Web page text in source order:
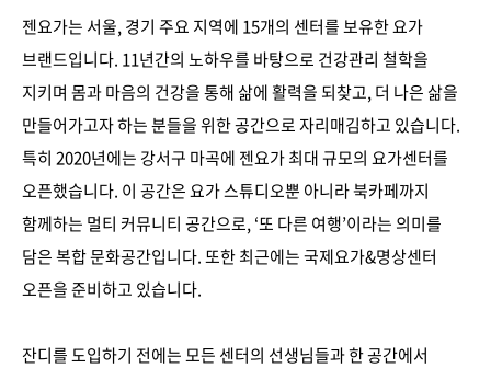
젠요가는 서울, 경기 주요 지역에 15개의 센터를 보유한 요가
브랜드입니다. 11년간의 노하우를 바탕으로 건강관리 철학을
지키며 몸과 마음의 건강을 통해 삶에 활력을 되찾고, 더 나은 삶을
만들어가고자 하는 분들을 위한 공간으로 자리매김하고 있습니다.
특히 2020년에는 강서구 마곡에 젠요가 최대 규모의 요가센터를
오픈했습니다. 이 공간은 요가 스튜디오뿐 아니라 북카페까지
함께하는 멀티 커뮤니티 공간으로, ‘또 다른 여행’이라는 의미를
담은 복합 문화공간입니다. 또한 최근에는 국제요가&명상센터
오픈을 준비하고 있습니다.
잔디를 도입하기 전에는 모든 센터의 선생님들과 한 공간에서